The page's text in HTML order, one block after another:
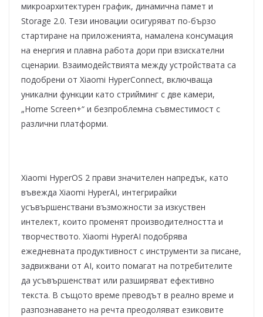
микроархитектурен график, динамична памет и
Storage 2.0. Тези иновации осигуряват по-бързо
стартиране на приложенията, намалена консумация
на енергия и плавна работа дори при взискателни
сценарии. Взаимодействията между устройствата са
подобрени от Xiaomi HyperConnect, включваща
уникални функции като стрийминг с две камери,
„Home Screen+“ и безпроблемна съвместимост с
различни платформи.
Xiaomi HyperOS 2 прави значителен напредък, като
въвежда Xiaomi HyperAI, интегрирайки
усъвършенствани възможности за изкуствен
интелект, които променят производителността и
творчеството. Xiaomi HyperAI подобрява
ежедневната продуктивност с инструменти за писане,
задвижвани от AI, които помагат на потребителите
да усъвършенстват или разширяват ефективно
текста. В същото време преводът в реално време и
разпознаването на речта преодоляват езиковите